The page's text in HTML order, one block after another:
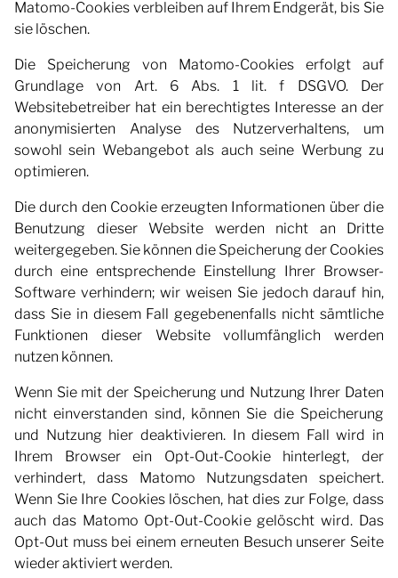
Matomo-Cookies verbleiben auf Ihrem Endgerät, bis Sie
sie löschen.
Die Speicherung von Matomo-Cookies erfolgt auf
Grundlage von Art. 6 Abs. 1 lit. f DSGVO. Der
Websitebetreiber hat ein berechtigtes Interesse an der
anonymisierten Analyse des Nutzerverhaltens, um
sowohl sein Webangebot als auch seine Werbung zu
optimieren.
Die durch den Cookie erzeugten Informationen über die
Benutzung dieser Website werden nicht an Dritte
weitergegeben. Sie können die Speicherung der Cookies
durch eine entsprechende Einstellung Ihrer Browser-
Software verhindern; wir weisen Sie jedoch darauf hin,
dass Sie in diesem Fall gegebenenfalls nicht sämtliche
Funktionen dieser Website vollumfänglich werden
nutzen können.
Wenn Sie mit der Speicherung und Nutzung Ihrer Daten
nicht einverstanden sind, können Sie die Speicherung
und Nutzung hier deaktivieren. In diesem Fall wird in
Ihrem Browser ein Opt-Out-Cookie hinterlegt, der
verhindert, dass Matomo Nutzungsdaten speichert.
Wenn Sie Ihre Cookies löschen, hat dies zur Folge, dass
auch das Matomo Opt-Out-Cookie gelöscht wird. Das
Opt-Out muss bei einem erneuten Besuch unserer Seite
wieder aktiviert werden.